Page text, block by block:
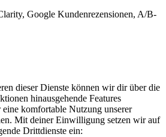
Google Kundenrezensionen, A/B-
dieser Dienste können wir dir über die
hinausgehende Features
komfortable Nutzung unserer
Mit deiner Einwilligung setzen wir auf
Drittdienste ein: